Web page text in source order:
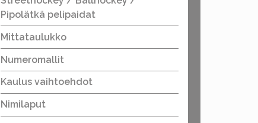
Pipolätkä pelipaidat
Mittataulukko
Numeromallit
Kaulus vaihtoehdot
Nimilaput